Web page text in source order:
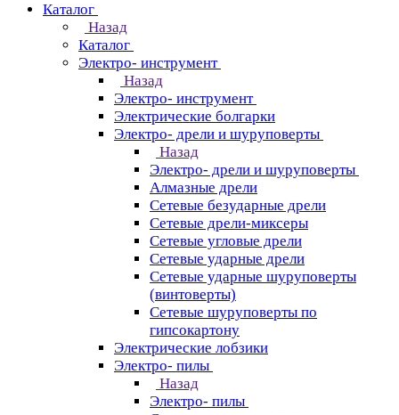
Каталог
Назад
Каталог
Электро- инструмент
Назад
Электро- инструмент
Электрические болгарки
Электро- дрели и шуруповерты
Назад
Электро- дрели и шуруповерты
Алмазные дрели
Сетевые безударные дрели
Сетевые дрели-миксеры
Сетевые угловые дрели
Сетевые ударные дрели
Сетевые ударные шуруповерты
(винтоверты)
Сетевые шуруповерты по
гипсокартону
Электрические лобзики
Электро- пилы
Назад
Электро- пилы